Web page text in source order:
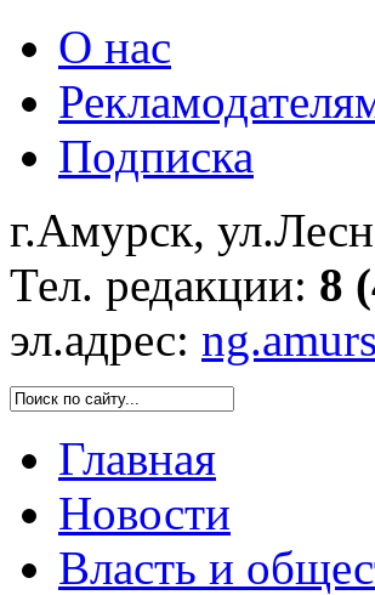
О нас
Подписка
г.Амурск,
Тел. редакции: 8
эл.адрес:
Главная
Новости
Власть и